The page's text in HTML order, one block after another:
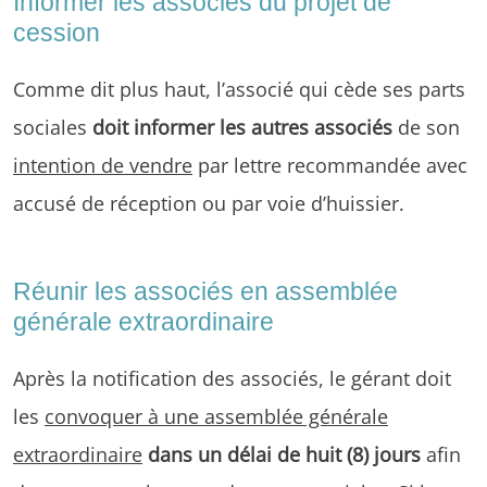
cession
Comme dit plus haut, l’associé qui cède ses parts
sociales doit informer les autres associés de son
intention de vendre par lettre recommandée avec
accusé de réception ou par voie d’huissier.
Réunir les associés en assemblée
générale extraordinaire
Après la notification des associés, le gérant doit
les convoquer à une assemblée générale
extraordinaire dans un délai de huit (8) jours afin